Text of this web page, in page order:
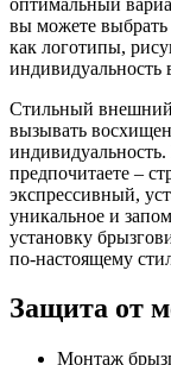
вы можете выбрать
как логотипы,
Стильный
вызывать
предпочитаете –
экспрессивный,
уникальное и
установку
по-настоящему
Защита от
Монтаж